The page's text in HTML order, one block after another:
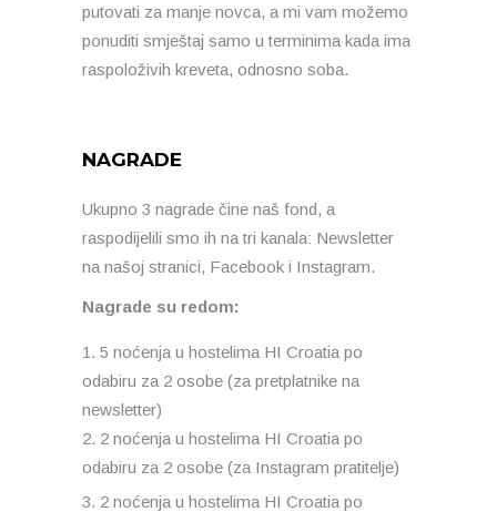
putovati za manje novca, a mi vam možemo
ponuditi smještaj samo u terminima kada ima
raspoloživih kreveta, odnosno soba.
NAGRADE
Ukupno 3 nagrade čine naš fond, a
raspodijelili smo ih na tri kanala: Newsletter
na našoj stranici, Facebook i Instagram.
Nagrade su redom:
5 noćenja u hostelima HI Croatia po
odabiru za 2 osobe (za pretplatnike na
newsletter)
2 noćenja u hostelima HI Croatia po
odabiru za 2 osobe (za Instagram pratitelje)
2 noćenja u hostelima HI Croatia po